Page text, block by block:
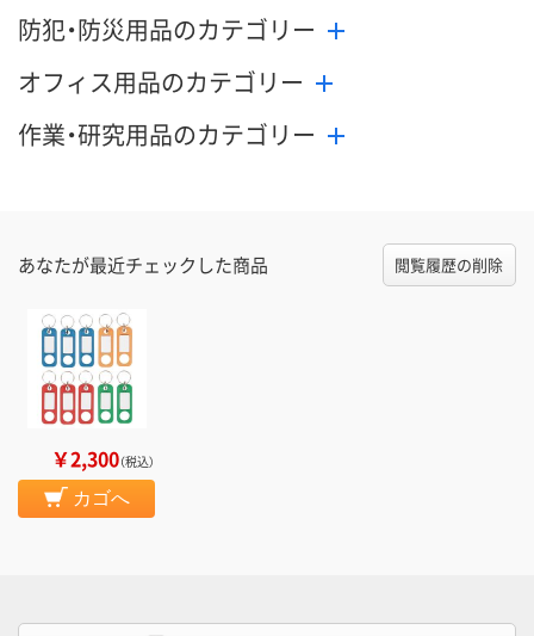
防犯・防災用品のカテゴリー
オフィス用品のカテゴリー
作業・研究用品のカテゴリー
あなたが最近チェックした商品 閲覧履歴の削除
￥2,300（税込）
カゴへ